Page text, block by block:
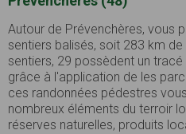
Autour de Prévenchères, vous
sentiers balisés, soit 283 km
sentiers, 29 possèdent un
grâce à l'application de les
ces randonnées pédestres
nombreux éléments du terroir
réserves naturelles, produits